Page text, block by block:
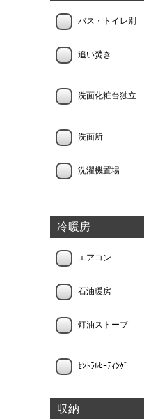
バス・トイレ別
追い焚き
洗面化粧台独立
洗面所
洗濯機置場
冷暖房
エアコン
石油暖房
灯油ストーブ
ｾﾝﾄﾗﾙﾋｰﾃｨﾝｸﾞ
収納